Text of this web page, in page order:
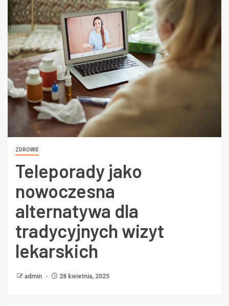
ZDROWIE
Teleporady jako
nowoczesna
alternatywa dla
tradycyjnych wizyt
lekarskich
admin 28 kwietnia, 2025